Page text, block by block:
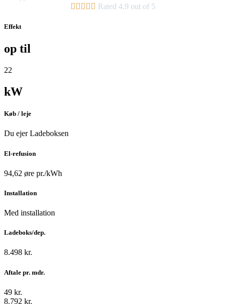
     Rated 4.9 out of 5
Effekt
op til
22
kW
Køb / leje
Du ejer Ladeboksen
El-refusion
94,62 øre pr./kWh
Installation
Med installation
Ladeboks/dep.
8.498 kr.
Aftale pr. mdr.
49 kr.
8.792 kr.